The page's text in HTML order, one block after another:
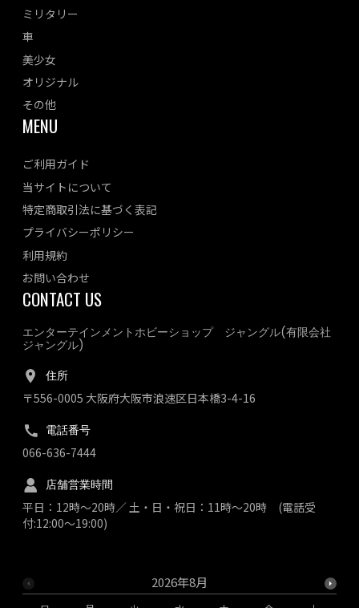
2026年8月
ミリタリー
車
美少女
オリジナル
その他
MENU
ご利用ガイド
当サイトについて
特定商取引法に基づく表記
プライバシーポリシー
利用規約
お問い合わせ
CONTACT US
エンターテインメントホビーショップ ジャングル(有限会社
ジャングル)
住所
〒556-0005 大阪府大阪市浪速区日本橋3-4-16
電話番号
066-636-7444
店舗営業時間
平日：12時～20時／ 土・日・祝日：11時～20時 (電話受
付:12:00～19:00)